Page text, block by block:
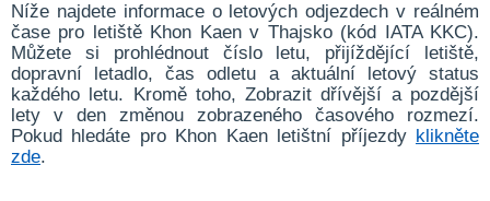
Níže najdete informace o letových odjezdech v reálném
čase pro letiště Khon Kaen v Thajsko (kód IATA KKC).
Můžete si prohlédnout číslo letu, přijíždějící letiště,
dopravní letadlo, čas odletu a aktuální letový status
každého letu. Kromě toho, Zobrazit dřívější a pozdější
lety v den změnou zobrazeného časového rozmezí.
Pokud hledáte pro Khon Kaen letištní příjezdy klikněte
zde.